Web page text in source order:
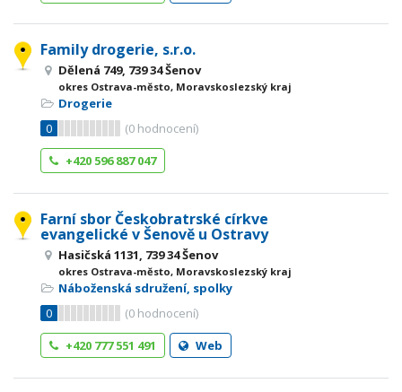
Family drogerie, s.r.o.
Dělená 749, 739 34 Šenov
okres Ostrava-město, Moravskoslezský kraj
Drogerie
0
(0 hodnocení)
+420 596 887 047
Farní sbor Českobratrské církve
evangelické v Šenově u Ostravy
Hasičská 1131, 739 34 Šenov
okres Ostrava-město, Moravskoslezský kraj
Náboženská sdružení, spolky
0
(0 hodnocení)
+420 777 551 491
Web